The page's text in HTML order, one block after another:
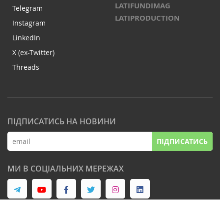
Telegram
Instagram
LinkedIn
X (ex-Twitter)
Threads
LATIFUNDIMAG
LATIPRODUCTION
ПІДПИСАТИСЬ НА НОВИНИ
ПІДПИСАТИСЬ
МИ В СОЦІАЛЬНИХ МЕРЕЖАХ